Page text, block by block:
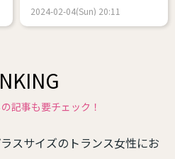
2024-02-04(Sun) 20:11
記事も要チェック！
スサイズのトランス女性にお